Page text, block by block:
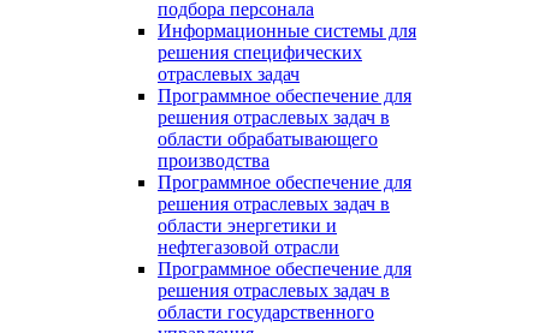
подбора персонала
Информационные системы для
решения специфических
отраслевых задач
Программное обеспечение для
решения отраслевых задач в
области обрабатывающего
производства
Программное обеспечение для
решения отраслевых задач в
области энергетики и
нефтегазовой отрасли
Программное обеспечение для
решения отраслевых задач в
области государственного